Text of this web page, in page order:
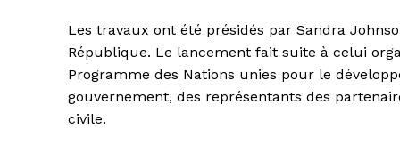
Les travaux ont été présidés par Sandra
République. Le lancement fait suite à celui
Programme des Nations unies pour le
gouvernement, des représentants des
civile.